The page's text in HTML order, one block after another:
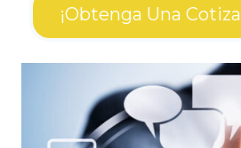
¡Obtenga Una